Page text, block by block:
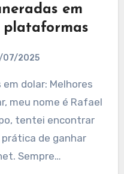
em
plataformas
07/2025
meu nome é Rafael
tentei encontrar
de ganhar
Sempre…